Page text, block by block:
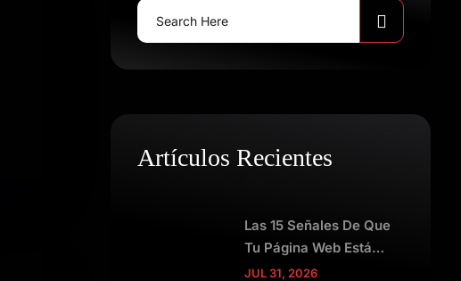
Search
for:
Artículos Recientes
Las 15 Señales De Que
Tu Página Web Está
Espantando Clientes
JUL 31, 2026